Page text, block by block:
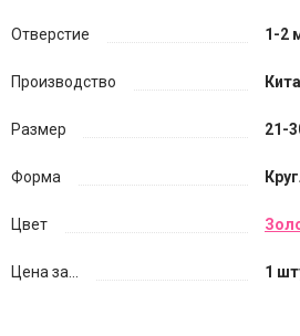
Отверстие 1-2
Производство
Размер 21-
Форма
Цвет
Цена за... 1